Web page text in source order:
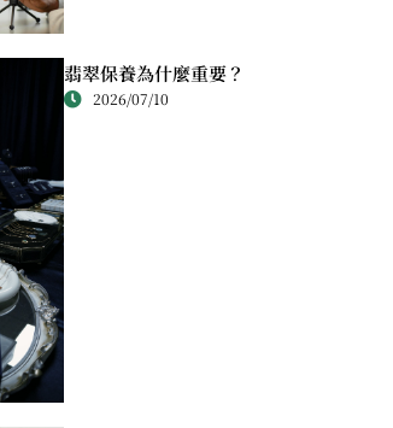
翡翠保養為什麼重要？
2026/07/10